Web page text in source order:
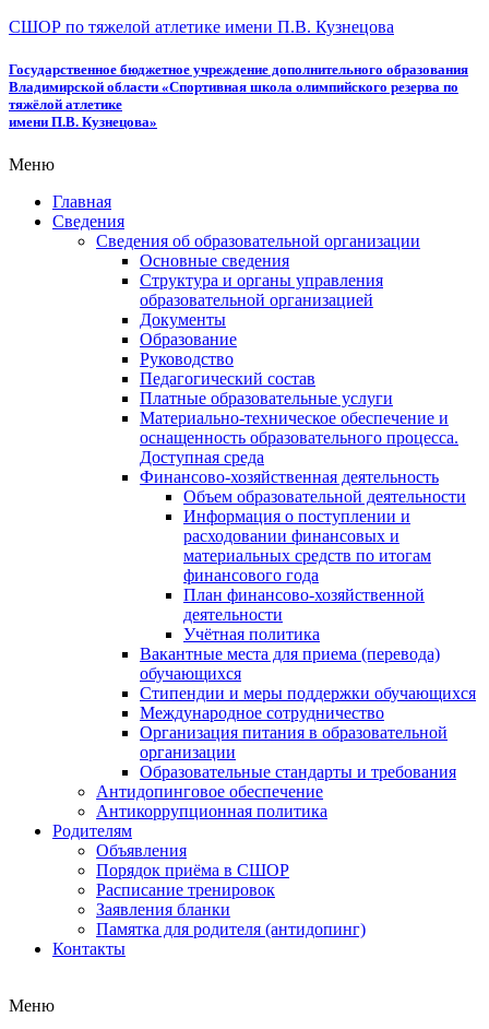
СШОР по тяжелой атлетике имени П.В. Кузнецова
Государственное бюджетное учреждение дополнительного образования
Владимирской области «Спортивная школа олимпийского резерва по
тяжёлой атлетике
имени П.В. Кузнецова»
Меню
Главная
Сведения
Сведения об образовательной организации
Основные сведения
Структура и органы управления
образовательной организацией
Документы
Образование
Руководство
Педагогический состав
Платные образовательные услуги
Материально-техническое обеспечение и
оснащенность образовательного процесса.
Доступная среда
Финансово-хозяйственная деятельность
Объем образовательной деятельности
Информация о поступлении и
расходовании финансовых и
материальных средств по итогам
финансового года
План финансово-хозяйственной
деятельности
Учётная политика
Вакантные места для приема (перевода)
обучающихся
Стипендии и меры поддержки обучающихся
Международное сотрудничество
Организация питания в образовательной
организации
Образовательные стандарты и требования
Антидопинговое обеспечение
Антикоррупционная политика
Родителям
Объявления
Порядок приёма в СШОР
Расписание тренировок
Заявления бланки
Памятка для родителя (антидопинг)
Контакты
Меню